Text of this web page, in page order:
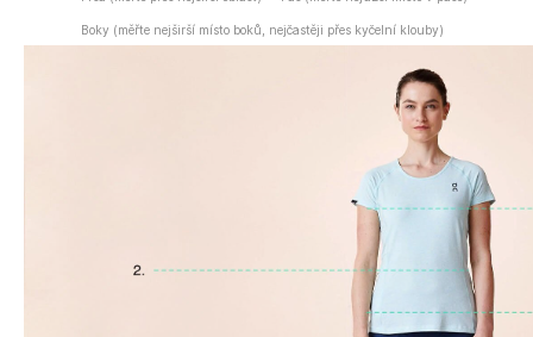
Boky (měřte nejširší místo boků, nejčastěji přes kyčelní klouby)